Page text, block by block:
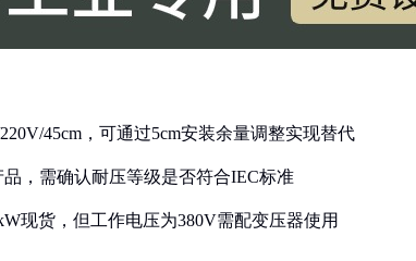
45cm，可通过5cm安装余量调整实现替代
，需确认耐压等级是否符合IEC标准
现货，但工作电压为380V需配变压器使用